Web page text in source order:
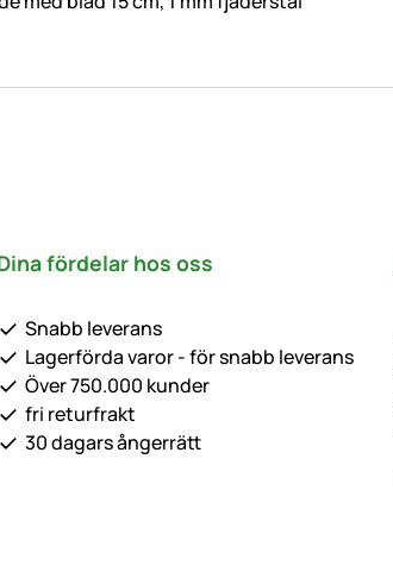
fördelar hos oss
Snabb leverans
Lagerförda varor - för snabb leverans
Över 750.000 kunder
fri returfrakt
30 dagars ångerrätt